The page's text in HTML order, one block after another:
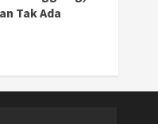
Tak Ada